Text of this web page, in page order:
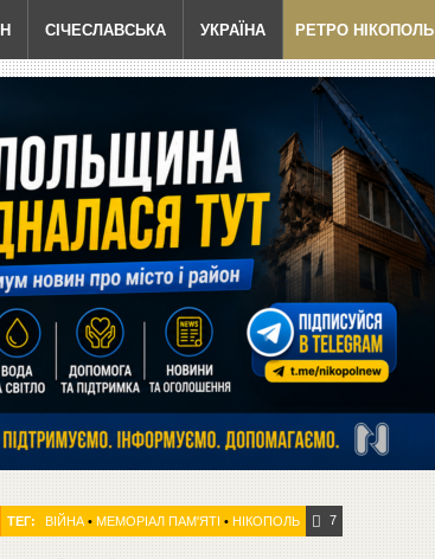
СІЧЕСЛАВСЬКА УКРАЇНА РЕТРО НІКОПОЛЬ
ТЕГ: ВІЙНА• МЕМОРІАЛ ПАМ'ЯТІ • НІКОПОЛЬ 7